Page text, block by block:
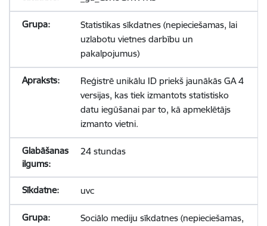
Statistikas sīkdatnes (nepieciešamas, lai
uzlabotu vietnes darbību un
pakalpojumus)
Reģistrē unikālu ID priekš jaunākās GA 4
versijas, kas tiek izmantots statistisko
datu iegūšanai par to, kā apmeklētājs
izmanto vietni.
24 stundas
uvc
Sociālo mediju sīkdatnes (nepieciešamas,